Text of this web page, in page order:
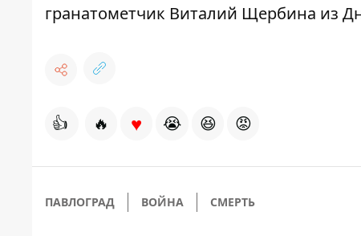
гранатометчик Виталий Щербина из
👍 🔥 ♥ 😭 😆 😡
ПАВЛОГРАД ВОЙНА СМЕРТЬ